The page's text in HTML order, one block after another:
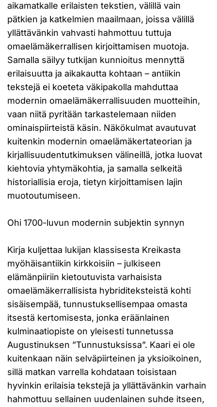
aikamatkalle erilaisten tekstien, välillä vain
pätkien ja katkelmien maailmaan, joissa välillä
yllättävänkin vahvasti hahmottuu tuttuja
omaelämäkerrallisen kirjoittamisen muotoja.
Samalla säilyy tutkijan kunnioitus mennyttä
erilaisuutta ja aikakautta kohtaan – antiikin
tekstejä ei koeteta väkipakolla mahduttaa
modernin omaelämäkerrallisuuden muotteihin,
vaan niitä pyritään tarkastelemaan niiden
ominaispiirteistä käsin. Näkökulmat avautuvat
kuitenkin modernin omaelämäkertateorian ja
kirjallisuudentutkimuksen välineillä, jotka luovat
kiehtovia yhtymäkohtia, ja samalla selkeitä
historiallisia eroja, tietyn kirjoittamisen lajin
muotoutumiseen.
Ohi 1700-luvun modernin subjektin synnyn
Kirja kuljettaa lukijan klassisesta Kreikasta
myöhäisantiikin kirkkoisiin – julkiseen
elämänpiiriin kietoutuvista varhaisista
omaelämäkerrallisista hybriditeksteistä kohti
sisäisempää, tunnustuksellisempaa omasta
itsestä kertomisesta, jonka eräänlainen
kulminaatiopiste on yleisesti tunnetussa
Augustinuksen ”Tunnustuksissa”. Kaari ei ole
kuitenkaan näin selväpiirteinen ja yksioikoinen,
sillä matkan varrella kohdataan toisistaan
hyvinkin erilaisia tekstejä ja yllättävänkin varhain
hahmottuu sellainen uudenlainen suhde itseen,